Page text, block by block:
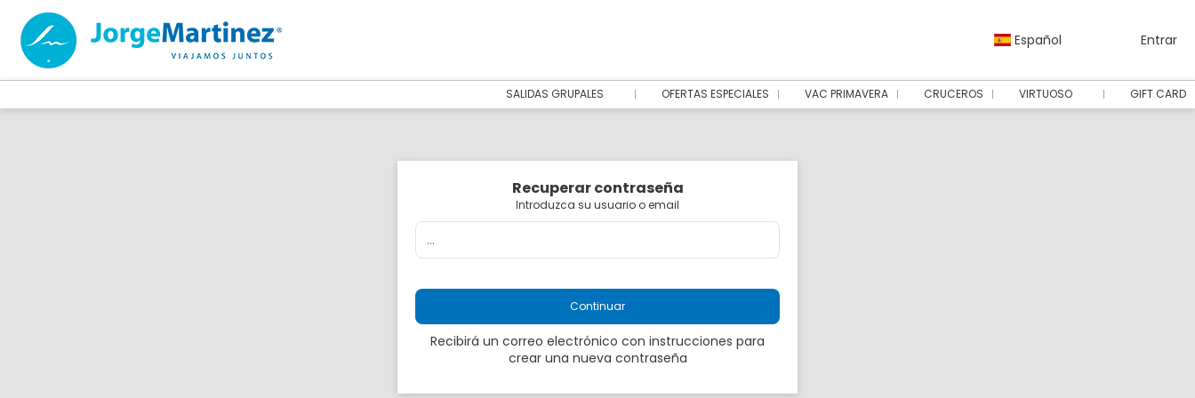
Español Entrar
SALIDAS GRUPALES OFERTAS ESPECIALES VAC PRIMAVERA CRUCEROS VIRTUOSO GIFT CARD
Recuperar contraseña
Introduzca su usuario o email
Continuar
Recibirá un correo electrónico con instrucciones para
crear una nueva contraseña